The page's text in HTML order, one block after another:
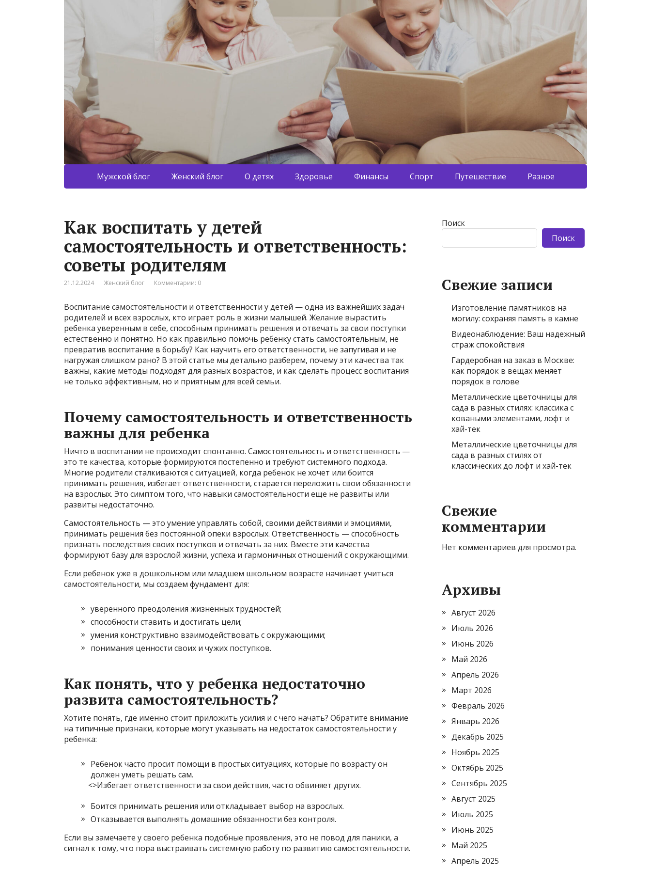
Мужской блог Женский блог О детях Здоровье Финансы Спорт Путешествие Разное
Как воспитать у детей
самостоятельность и ответственность:
советы родителям
21.12.2024 Женский блог Комментарии: 0
Воспитание самостоятельности и ответственности у детей — одна из важнейших задач
родителей и всех взрослых, кто играет роль в жизни малышей. Желание вырастить
ребенка уверенным в себе, способным принимать решения и отвечать за свои поступки
естественно и понятно. Но как правильно помочь ребенку стать самостоятельным, не
превратив воспитание в борьбу? Как научить его ответственности, не запугивая и не
нагружая слишком рано? В этой статье мы детально разберем, почему эти качества так
важны, какие методы подходят для разных возрастов, и как сделать процесс воспитания
не только эффективным, но и приятным для всей семьи.
Почему самостоятельность и ответственность
важны для ребенка
Ничто в воспитании не происходит спонтанно. Самостоятельность и ответственность —
это те качества, которые формируются постепенно и требуют системного подхода.
Многие родители сталкиваются с ситуацией, когда ребенок не хочет или боится
принимать решения, избегает ответственности, старается переложить свои обязанности
на взрослых. Это симптом того, что навыки самостоятельности еще не развиты или
развиты недостаточно.
Самостоятельность — это умение управлять собой, своими действиями и эмоциями,
принимать решения без постоянной опеки взрослых. Ответственность — способность
признать последствия своих поступков и отвечать за них. Вместе эти качества
формируют базу для взрослой жизни, успеха и гармоничных отношений с окружающими.
Если ребенок уже в дошкольном или младшем школьном возрасте начинает учиться
самостоятельности, мы создаем фундамент для:
уверенного преодоления жизненных трудностей;
способности ставить и достигать цели;
умения конструктивно взаимодействовать с окружающими;
понимания ценности своих и чужих поступков.
Как понять, что у ребенка недостаточно
развита самостоятельность?
Хотите понять, где именно стоит приложить усилия и с чего начать? Обратите внимание
на типичные признаки, которые могут указывать на недостаток самостоятельности у
ребенка:
Ребенок часто просит помощи в простых ситуациях, которые по возрасту он
должен уметь решать сам.
<>Избегает ответственности за свои действия, часто обвиняет других.
Боится принимать решения или откладывает выбор на взрослых.
Отказывается выполнять домашние обязанности без контроля.
Если вы замечаете у своего ребенка подобные проявления, это не повод для паники, а
сигнал к тому, что пора выстраивать системную работу по развитию самостоятельности.
Поиск
Поиск
Свежие записи
Изготовление памятников на
могилу: сохраняя память в камне
Видеонаблюдение: Ваш надежный
страж спокойствия
Гардеробная на заказ в Москве:
как порядок в вещах меняет
порядок в голове
Металлические цветочницы для
сада в разных стилях: классика с
коваными элементами, лофт и
хай-тек
Металлические цветочницы для
сада в разных стилях от
классических до лофт и хай-тек
Свежие
комментарии
Нет комментариев для просмотра.
Архивы
Август 2026
Июль 2026
Июнь 2026
Май 2026
Апрель 2026
Март 2026
Февраль 2026
Январь 2026
Декабрь 2025
Ноябрь 2025
Октябрь 2025
Сентябрь 2025
Август 2025
Июль 2025
Июнь 2025
Май 2025
Апрель 2025